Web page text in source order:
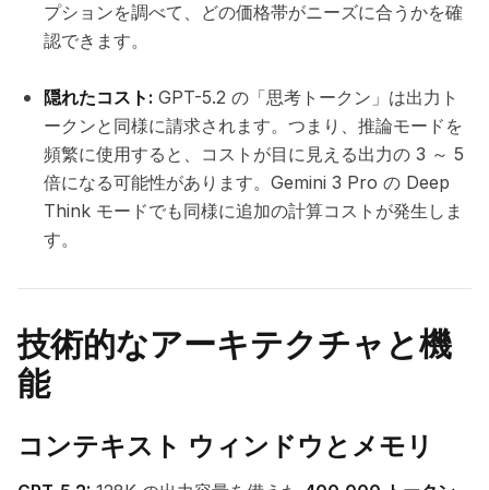
プションを調べて、どの価格帯がニーズに合うかを確
認できます。
隠れたコスト: GPT-5.2 の「思考トークン」は出力ト
ークンと同様に請求されます。つまり、推論モードを
頻繁に使用すると、コストが目に見える出力の 3 ～ 5
倍になる可能性があります。Gemini 3 Pro の Deep
Think モードでも同様に追加の計算コストが発生しま
す。
技術的なアーキテクチャと機
能
コンテキスト ウィンドウとメモリ